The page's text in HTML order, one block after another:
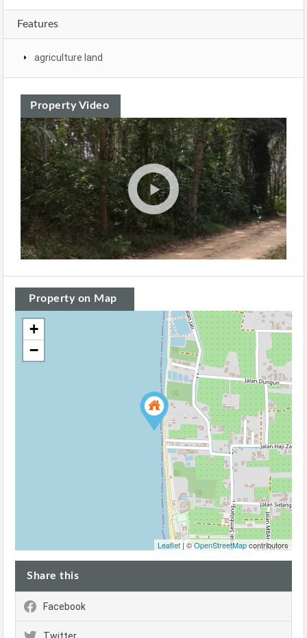
Features
agriculture land
Property Video
Property on Map
+
−
Leaflet | ©OpenStreetMapcontributors
Share this
Facebook